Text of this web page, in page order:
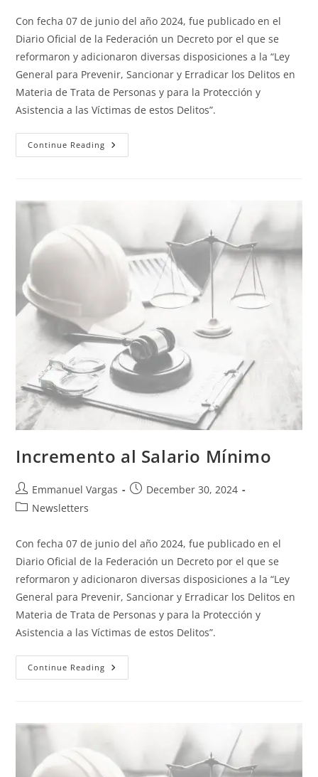
Con fecha 07 de junio del año 2024, fue publicado en el
Diario Oficial de la Federación un Decreto por el que se
reformaron y adicionaron diversas disposiciones a la “Ley
General para Prevenir, Sancionar y Erradicar los Delitos en
Materia de Trata de Personas y para la Protección y
Asistencia a las Víctimas de estos Delitos”.
Continue Reading
Incremento al Salario Mínimo
Emmanuel Vargas
December 30, 2024
Newsletters
Con fecha 07 de junio del año 2024, fue publicado en el
Diario Oficial de la Federación un Decreto por el que se
reformaron y adicionaron diversas disposiciones a la “Ley
General para Prevenir, Sancionar y Erradicar los Delitos en
Materia de Trata de Personas y para la Protección y
Asistencia a las Víctimas de estos Delitos”.
Continue Reading